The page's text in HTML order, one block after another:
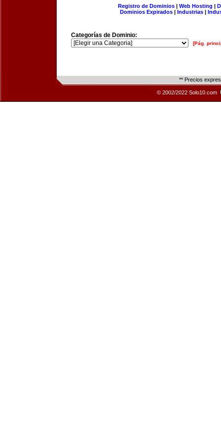
Registro de Dominios| Web Hosting |
Dominios Expirados | Industrias |
Categorías de Dominio:
[Pág.
** Precios
© 2002/2022 Solo10.com